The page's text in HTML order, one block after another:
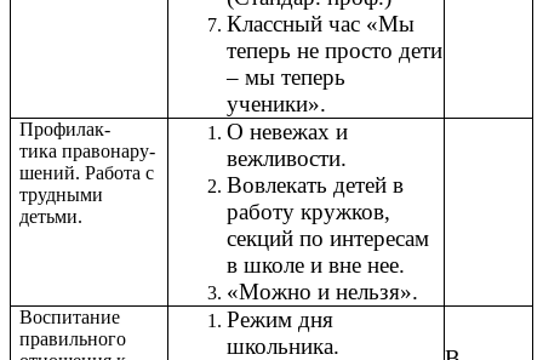
Классный час «Мы
теперь не просто дети
– мы теперь
ученики».
Профилак-
тика правонару-
шений. Работа с
трудными
детьми.
О невежах и
вежливости.
Вовлекать детей в
работу кружков,
секций по интересам
в школе и вне нее.
«Можно и нельзя».
Воспитание
правильного
Режим дня
школьника.